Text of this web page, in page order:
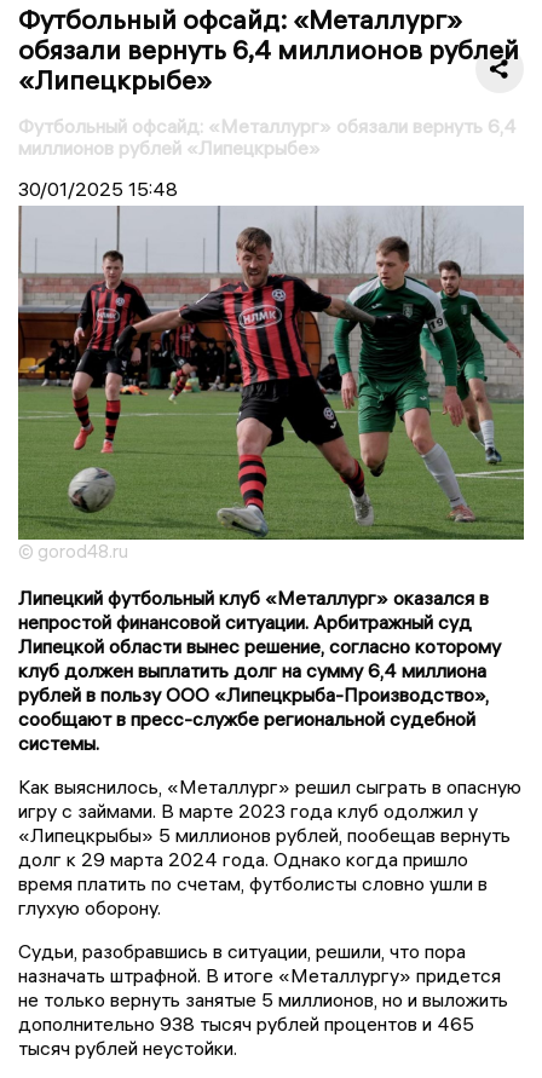
Футбольный офсайд: «Металлург»
обязали вернуть 6,4 миллионов рублей
«Липецкрыбе»
Футбольный офсайд: «Металлург» обязали вернуть 6,4
миллионов рублей «Липецкрыбе»
30/01/2025 15:48
© gorod48.ru
Липецкий футбольный клуб «Металлург» оказался в
непростой финансовой ситуации. Арбитражный суд
Липецкой области вынес решение, согласно которому
клуб должен выплатить долг на сумму 6,4 миллиона
рублей в пользу ООО «Липецкрыба-Производство»,
сообщают в пресс-службе региональной судебной
системы.
Как выяснилось, «Металлург» решил сыграть в опасную
игру с займами. В марте 2023 года клуб одолжил у
«Липецкрыбы» 5 миллионов рублей, пообещав вернуть
долг к 29 марта 2024 года. Однако когда пришло
время платить по счетам, футболисты словно ушли в
глухую оборону.
Судьи, разобравшись в ситуации, решили, что пора
назначать штрафной. В итоге «Металлургу» придется
не только вернуть занятые 5 миллионов, но и выложить
дополнительно 938 тысяч рублей процентов и 465
тысяч рублей неустойки.